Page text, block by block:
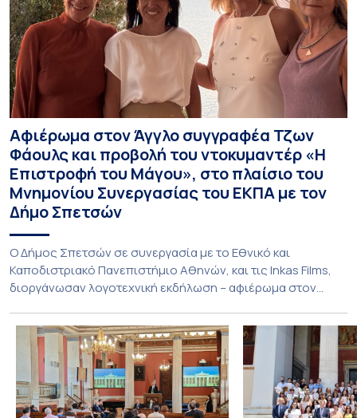
Αφιέρωμα στον Άγγλο συγγραφέα Τζων
Φάουλς και προβολή του ντοκυμαντέρ «Η
Επιστροφή του Μάγου», στο πλαίσιο του
Μνημονίου Συνεργασίας του ΕΚΠΑ με τον
Δήμο Σπετσών
Ο Δήμος Σπετσών σε συνεργασία με το Εθνικό και
Καποδιστριακό Πανεπιστήμιο Αθηνών, και τις Inkas Films,
διοργάνωσαν λογοτεχνική εκδήλωση – αφιέρωμα στον
20ού αιώνα, με την προβολή του ντοκυμαντέρ «Η
επιστροφή του Μάγου». Η εκδήλωση διοργανώθηκε στο
πλαίσιο της συνεργασίας του Δήμου Σπετσών και του
Εθνικού και Καποδιστριακού […]